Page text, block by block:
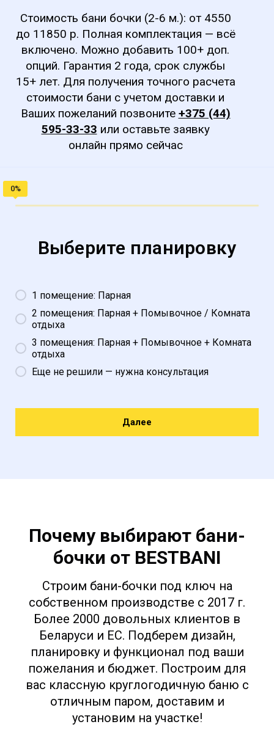
Стоимость бани бочки (2-6 м.): от 4550
до 11850 р. Полная комплектация — всё
включено. Можно добавить 100+ доп.
опций. Гарантия 2 года, срок службы
15+ лет. Для получения точного расчета
стоимости бани с учетом доставки и
Ваших пожеланий позвоните +375 (44)
595-33-33 или оставьте заявку
онлайн прямо сейчас
Выберите планировку
1 помещение: Парная
2 помещения: Парная + Помывочное / Комната
отдыха
3 помещения: Парная + Помывочное + Комната
отдыха
Еще не решили — нужна консультация
Далее
Почему выбирают бани-
бочки от BESTBANI
Строим бани-бочки под ключ на
собственном производстве с 2017 г.
Более 2000 довольных клиентов в
Беларуси и ЕС. Подберем дизайн,
планировку и функционал под ваши
пожелания и бюджет. Построим для
вас классную круглогодичную баню с
отличным паром, доставим и
установим на участке!